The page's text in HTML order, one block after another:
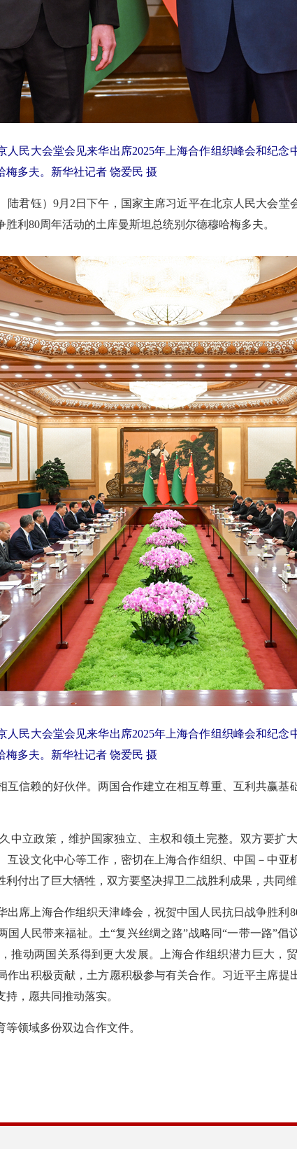
人民大会堂会见来华出席2025年上海合作组织峰会和纪念
梅多夫。新华社记者 饶爱民 摄
陆君钰）9月2日下午，国家主席习近平在北京人民大会堂
利80周年活动的土库曼斯坦总统别尔德穆哈梅多夫。
人民大会堂会见来华出席2025年上海合作组织峰会和纪念
梅多夫。新华社记者 饶爱民 摄
互信赖的好伙伴。两国合作建立在相互尊重、互利共赢基
中立政策，维护国家独立、主权和领土完整。双方要扩
互设文化中心等工作，密切在上海合作组织、中国－中亚
付出了巨大牺牲，双方要坚决捍卫二战胜利成果，共同维
出席上海合作组织天津峰会，祝贺中国人民抗日战争胜利
国人民带来福祉。土“复兴丝绸之路”战略同“一带一路”倡
推动两国关系得到更大发展。上海合作组织潜力巨大，
作出积极贡献，土方愿积极参与有关合作。习近平主席提
，愿共同推动落实。
领域多份双边合作文件。